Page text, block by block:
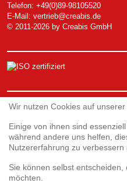
Telefon: +49(0)89-98105520
E-Mail: vertrieb@creabis.de
© 2011-2026 by Creabis GmbH
Service
Webshop
Umfrage 3D-Druck
Umfrage zur Kundenzufriedenheit
Reklamationsformular
Wir nutzen Cookies auf unserer
Einige von ihnen sind
während andere uns helfen,
Nutzererfahrung zu verbessern
Sie können selbst
möchten.